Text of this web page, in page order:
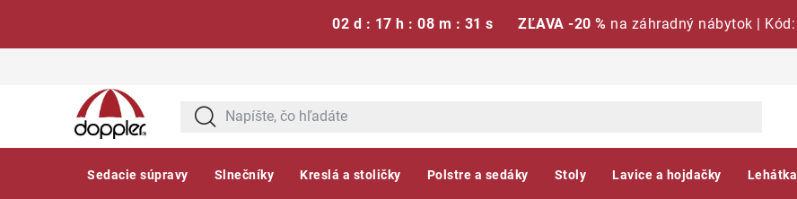
02 d : 17 h : 08 m : 31 s ZĽAVA -20 % na záhradný nábytok | Kód:
Sedacie súpravy Slnečníky Kreslá a stoličky Polstre a sedáky Stoly Lavice a hojdačky Lehátka